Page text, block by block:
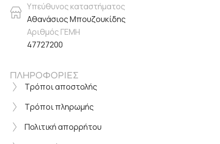
Υπεύθυνος καταστήματος
Αθανάσιος Μπουζουκίδης
Αριθμός ΓΕΜΗ
47727200
ΠΛΗΡΟΦΟΡΙΕΣ
Τρόποι αποστολής
Τρόποι πληρωμής
Πολιτική απορρήτου